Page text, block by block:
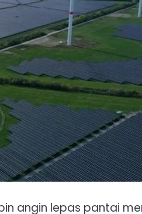
angin lepas pantai